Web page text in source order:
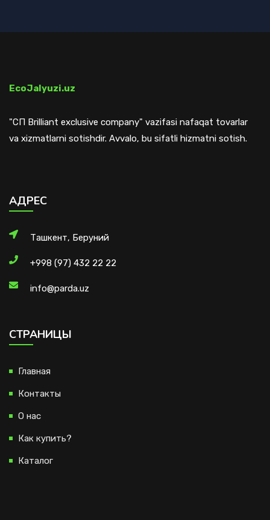
EcoJalyuzi.uz
"СП Brilliant exclusive company" vazifasi nafaqat tovarlar
va xizmatlarni sotishdir. Avvalo, bu sifatli hizmatni sotish.
АДРЕС
Ташкент, Беруний
+998 (97) 432 22 22
info@parda.uz
CТРАНИЦЫ
Главная
Контакты
О нас
Как купить?
Каталог